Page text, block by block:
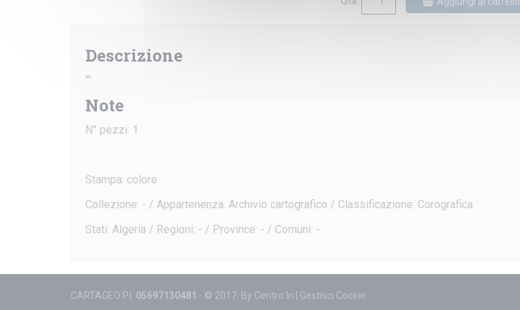
Descrizione
""
Note
N° pezzi: 1
Stampa: colore
Collezione: - / Appartenenza: Archivio cartografico / Classificazione: Corografica
Stati: Algeria / Regioni: - / Province: - / Comuni: -
CARTAGEO P.I. 05697130481 - © 2017. By Centro In Gestisci Cookie